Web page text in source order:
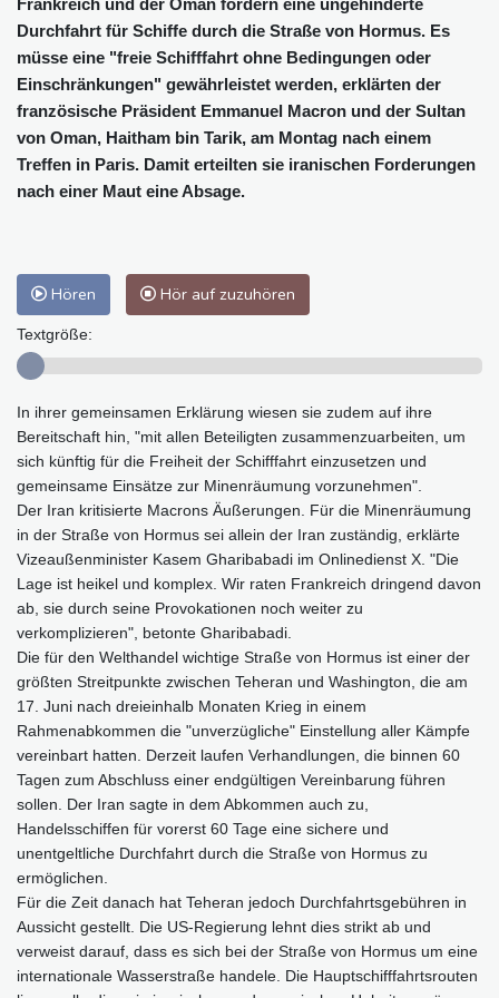
Durchfahrt für Schiffe durch die Straße von Hormus. Es
müsse eine "freie Schifffahrt ohne Bedingungen oder
Einschränkungen" gewährleistet werden, erklärten der
französische Präsident Emmanuel Macron und der Sultan
von Oman, Haitham bin Tarik, am Montag nach einem
Treffen in Paris. Damit erteilten sie iranischen Forderungen
nach einer Maut eine Absage.
Hören Hör auf zuzuhören
Textgröße:
In ihrer gemeinsamen Erklärung wiesen sie zudem auf ihre
Bereitschaft hin, "mit allen Beteiligten zusammenzuarbeiten, um
sich künftig für die Freiheit der Schifffahrt einzusetzen und
gemeinsame Einsätze zur Minenräumung vorzunehmen".
Der Iran kritisierte Macrons Äußerungen. Für die Minenräumung
in der Straße von Hormus sei allein der Iran zuständig, erklärte
Vizeaußenminister Kasem Gharibabadi im Onlinedienst X. "Die
Lage ist heikel und komplex. Wir raten Frankreich dringend davon
ab, sie durch seine Provokationen noch weiter zu
verkomplizieren", betonte Gharibabadi.
Die für den Welthandel wichtige Straße von Hormus ist einer der
größten Streitpunkte zwischen Teheran und Washington, die am
17. Juni nach dreieinhalb Monaten Krieg in einem
Rahmenabkommen die "unverzügliche" Einstellung aller Kämpfe
vereinbart hatten. Derzeit laufen Verhandlungen, die binnen 60
Tagen zum Abschluss einer endgültigen Vereinbarung führen
sollen. Der Iran sagte in dem Abkommen auch zu,
Handelsschiffen für vorerst 60 Tage eine sichere und
unentgeltliche Durchfahrt durch die Straße von Hormus zu
ermöglichen.
Für die Zeit danach hat Teheran jedoch Durchfahrtsgebühren in
Aussicht gestellt. Die US-Regierung lehnt dies strikt ab und
verweist darauf, dass es sich bei der Straße von Hormus um eine
internationale Wasserstraße handele. Die Hauptschifffahrtsrouten